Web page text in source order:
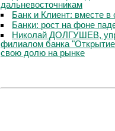
дальневосточникам
Банк и Клиент: вместе в
Банки: рост на фоне
Николай ДОЛГУШЕВ,
филиалом банка
свою долю на рынке